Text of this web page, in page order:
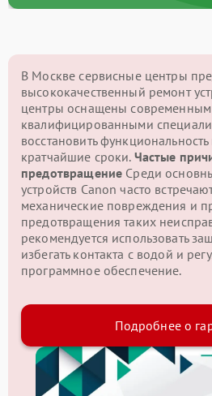
В Москве сервисные центры
высококачественный ремонт
центры оснащены
квалифицированными
восстановить
кратчайшие сроки. Частые
предотвращение Среди
устройств Canon часто
механические повреждения и
предотвращения таких
рекомендуется использовать
избегать контакта с водой и
программное обеспечение.
Подробнее о